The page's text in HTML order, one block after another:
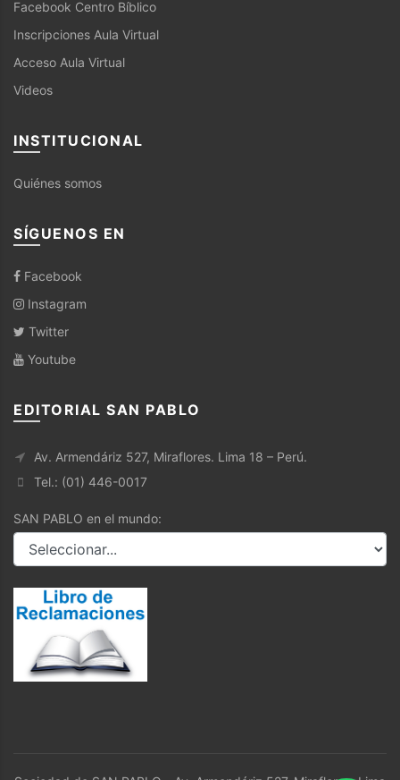
Facebook Centro Bíblico
Inscripciones Aula Virtual
Acceso Aula Virtual
Videos
INSTITUCIONAL
Quiénes somos
SÍGUENOS EN
Facebook
Instagram
Twitter
Youtube
EDITORIAL SAN PABLO
Av. Armendáriz 527, Miraflores. Lima 18 – Perú.
Tel.: (01) 446-0017
SAN PABLO en el mundo: